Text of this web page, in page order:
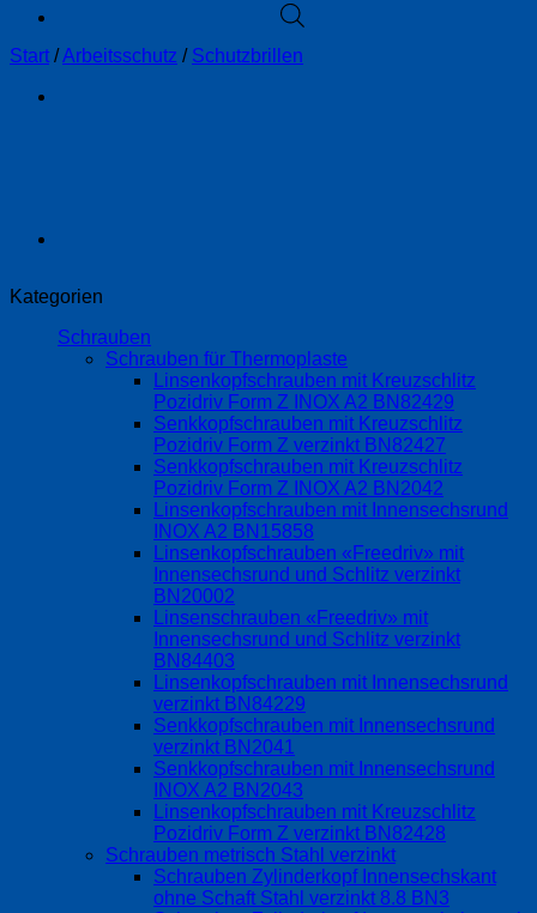
Start /Arbeitsschutz / Schutzbrillen
Kategorien
Schrauben
Schrauben für Thermoplaste
Linsenkopfschrauben mit Kreuzschlitz
Pozidriv Form Z INOX A2 BN82429
Senkkopfschrauben mit Kreuzschlitz
Pozidriv Form Z verzinkt BN82427
Senkkopfschrauben mit Kreuzschlitz
Pozidriv Form Z INOX A2 BN2042
Linsenkopfschrauben mit Innensechsrund
INOX A2 BN15858
Linsenkopfschrauben «Freedriv» mit
Innensechsrund und Schlitz verzinkt
BN20002
Linsenschrauben «Freedriv» mit
Innensechsrund und Schlitz verzinkt
BN84403
Linsenkopfschrauben mit Innensechsrund
verzinkt BN84229
Senkkopfschrauben mit Innensechsrund
verzinkt BN2041
Senkkopfschrauben mit Innensechsrund
INOX A2 BN2043
Linsenkopfschrauben mit Kreuzschlitz
Pozidriv Form Z verzinkt BN82428
Schrauben metrisch Stahl verzinkt
Schrauben Zylinderkopf Innensechskant
ohne Schaft Stahl verzinkt 8.8 BN3